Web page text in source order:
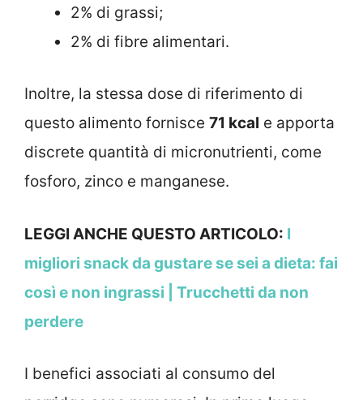
2% di grassi;
2% di fibre alimentari.
Inoltre, la stessa dose di riferimento di
questo alimento fornisce 71 kcal e apporta
discrete quantità di micronutrienti, come
fosforo, zinco e manganese.
LEGGI ANCHE QUESTO ARTICOLO: I
migliori snack da gustare se sei a dieta: fai
così e non ingrassi | Trucchetti da non
perdere
I benefici associati al consumo del